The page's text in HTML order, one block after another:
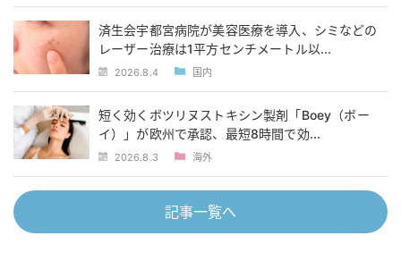
済生会宇都宮病院が美容医療を導入、シミなどの
レーザー治療は1平方センチメートル以...
2026.8.4 国内
短く効くボツリヌストキシン製剤「Boey（ボー
イ）」が欧州で承認、最短8時間で効...
2026.8.3 海外
記事一覧へ